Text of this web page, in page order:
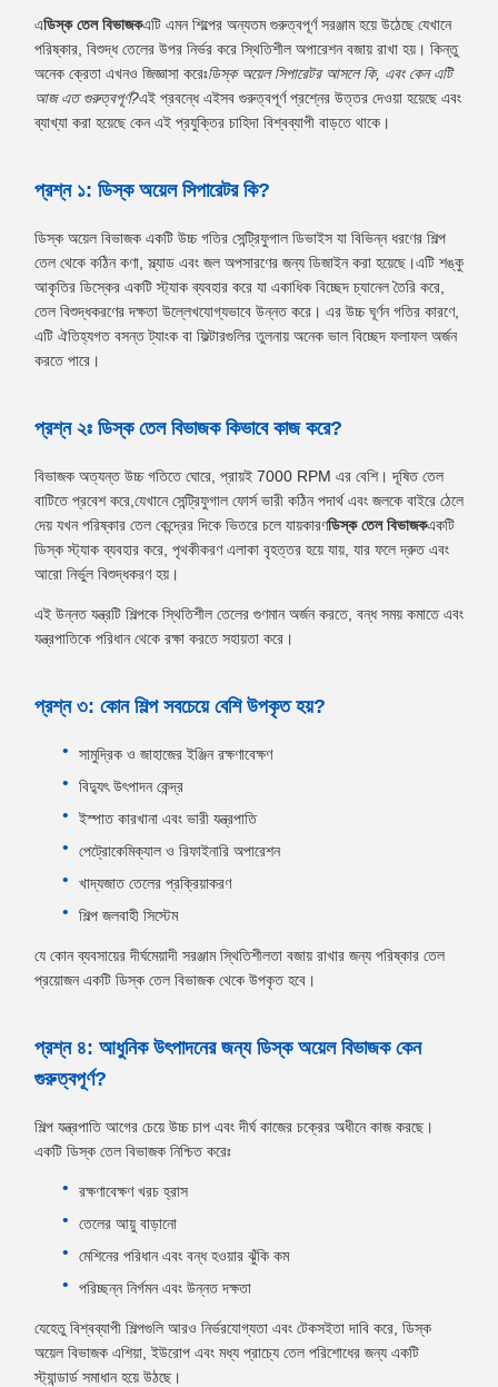
এডিস্ক তেল বিভাজকএটি এমন শিল্পের অন্যতম গুরুত্বপূর্ণ সরঞ্জাম হয়ে উঠেছে যেখানে
পরিষ্কার, বিশুদ্ধ তেলের উপর নির্ভর করে স্থিতিশীল অপারেশন বজায় রাখা হয়। কিন্তু
অনেক ক্রেতা এখনও জিজ্ঞাসা করেঃডিস্ক অয়েল সিপারেটর আসলে কি, এবং কেন এটি
আজ এত গুরুত্বপূর্ণ?এই প্রবন্ধে এইসব গুরুত্বপূর্ণ প্রশ্নের উত্তর দেওয়া হয়েছে এবং
ব্যাখ্যা করা হয়েছে কেন এই প্রযুক্তির চাহিদা বিশ্বব্যাপী বাড়তে থাকে।
প্রশ্ন ১: ডিস্ক অয়েল সিপারেটর কি?
ডিস্ক অয়েল বিভাজক একটি উচ্চ গতির সেন্ট্রিফুগাল ডিভাইস যা বিভিন্ন ধরণের শিল্প
তেল থেকে কঠিন কণা, স্ল্যাড এবং জল অপসারণের জন্য ডিজাইন করা হয়েছে।এটি শঙ্কু
আকৃতির ডিস্কের একটি স্ট্যাক ব্যবহার করে যা একাধিক বিচ্ছেদ চ্যানেল তৈরি করে,
তেল বিশুদ্ধকরণের দক্ষতা উল্লেখযোগ্যভাবে উন্নত করে। এর উচ্চ ঘূর্ণন গতির কারণে,
এটি ঐতিহ্যগত বসন্ত ট্যাংক বা ফিল্টারগুলির তুলনায় অনেক ভাল বিচ্ছেদ ফলাফল অর্জন
করতে পারে।
প্রশ্ন ২ঃ ডিস্ক তেল বিভাজক কিভাবে কাজ করে?
বিভাজক অত্যন্ত উচ্চ গতিতে ঘোরে, প্রায়ই 7000 RPM এর বেশি। দূষিত তেল
বাটিতে প্রবেশ করে,যেখানে সেন্ট্রিফুগাল ফোর্স ভারী কঠিন পদার্থ এবং জলকে বাইরে ঠেলে
দেয় যখন পরিষ্কার তেল কেন্দ্রের দিকে ভিতরে চলে যায়কারণডিস্ক তেল বিভাজকএকটি
ডিস্ক স্ট্যাক ব্যবহার করে, পৃথকীকরণ এলাকা বৃহত্তর হয়ে যায়, যার ফলে দ্রুত এবং
আরো নির্ভুল বিশুদ্ধকরণ হয়।
এই উন্নত যন্ত্রটি শিল্পকে স্থিতিশীল তেলের গুণমান অর্জন করতে, বন্ধ সময় কমাতে এবং
যন্ত্রপাতিকে পরিধান থেকে রক্ষা করতে সহায়তা করে।
প্রশ্ন ৩: কোন শিল্প সবচেয়ে বেশি উপকৃত হয়?
সামুদ্রিক ও জাহাজের ইঞ্জিন রক্ষণাবেক্ষণ
বিদ্যুৎ উৎপাদন কেন্দ্র
ইস্পাত কারখানা এবং ভারী যন্ত্রপাতি
পেট্রোকেমিক্যাল ও রিফাইনারি অপারেশন
খাদ্যজাত তেলের প্রক্রিয়াকরণ
শিল্প জলবাহী সিস্টেম
যে কোন ব্যবসায়ের দীর্ঘমেয়াদী সরঞ্জাম স্থিতিশীলতা বজায় রাখার জন্য পরিষ্কার তেল
প্রয়োজন একটি ডিস্ক তেল বিভাজক থেকে উপকৃত হবে।
প্রশ্ন ৪: আধুনিক উৎপাদনের জন্য ডিস্ক অয়েল বিভাজক কেন
গুরুত্বপূর্ণ?
শিল্প যন্ত্রপাতি আগের চেয়ে উচ্চ চাপ এবং দীর্ঘ কাজের চক্রের অধীনে কাজ করছে।
একটি ডিস্ক তেল বিভাজক নিশ্চিত করেঃ
রক্ষণাবেক্ষণ খরচ হ্রাস
তেলের আয়ু বাড়ানো
মেশিনের পরিধান এবং বন্ধ হওয়ার ঝুঁকি কম
পরিচ্ছন্ন নির্গমন এবং উন্নত দক্ষতা
যেহেতু বিশ্বব্যাপী শিল্পগুলি আরও নির্ভরযোগ্যতা এবং টেকসইতা দাবি করে, ডিস্ক
অয়েল বিভাজক এশিয়া, ইউরোপ এবং মধ্য প্রাচ্যে তেল পরিশোধের জন্য একটি
স্ট্যান্ডার্ড সমাধান হয়ে উঠছে।